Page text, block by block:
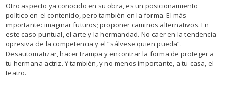
Otro aspecto ya conocido en su obra, es un posicionamiento
político en el contenido, pero también en la forma. El más
importante: imaginar futuros; proponer caminos alternativos. En
este caso puntual, el arte y la hermandad. No caer en la tendencia
opresiva de la competencia y el “sálvese quien pueda”.
Desautomatizar, hacer trampa y encontrar la forma de proteger a
tu hermana actriz. Y también, y no menos importante, a tu casa, el
teatro.